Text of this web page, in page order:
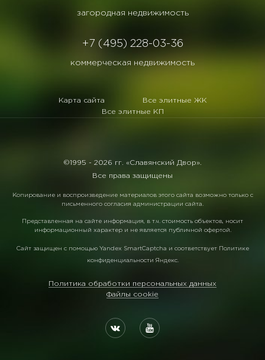
загородная недвижимость
+7 (495) 228-03-36
коммерческая недвижимость
Карта сайта
Все элитные ЖК
Все элитные КП
©1995 - 2026 гг. «Славянский Двор».
Все права защищены
Копирование и воспроизведение материалов этого сайта возможно только с
письменного согласия администрации сайта.
Представленная на сайте информация, в т.ч. стоимость объектов, носит
информационный характер и не является публичной офертой.
Сайт защищен с помощью Yandex SmartCaptcha и соответствует Политике
конфиденциальности Яндекс.
Политика обработки персональных данных
Файлы cookie